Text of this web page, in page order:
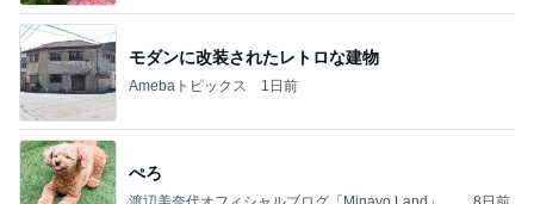
モダンに改装されたレトロな建物
Amebaトピックス 1日前
ぺろ